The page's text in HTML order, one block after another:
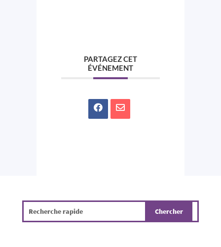
PARTAGEZ CET
ÉVÉNEMENT